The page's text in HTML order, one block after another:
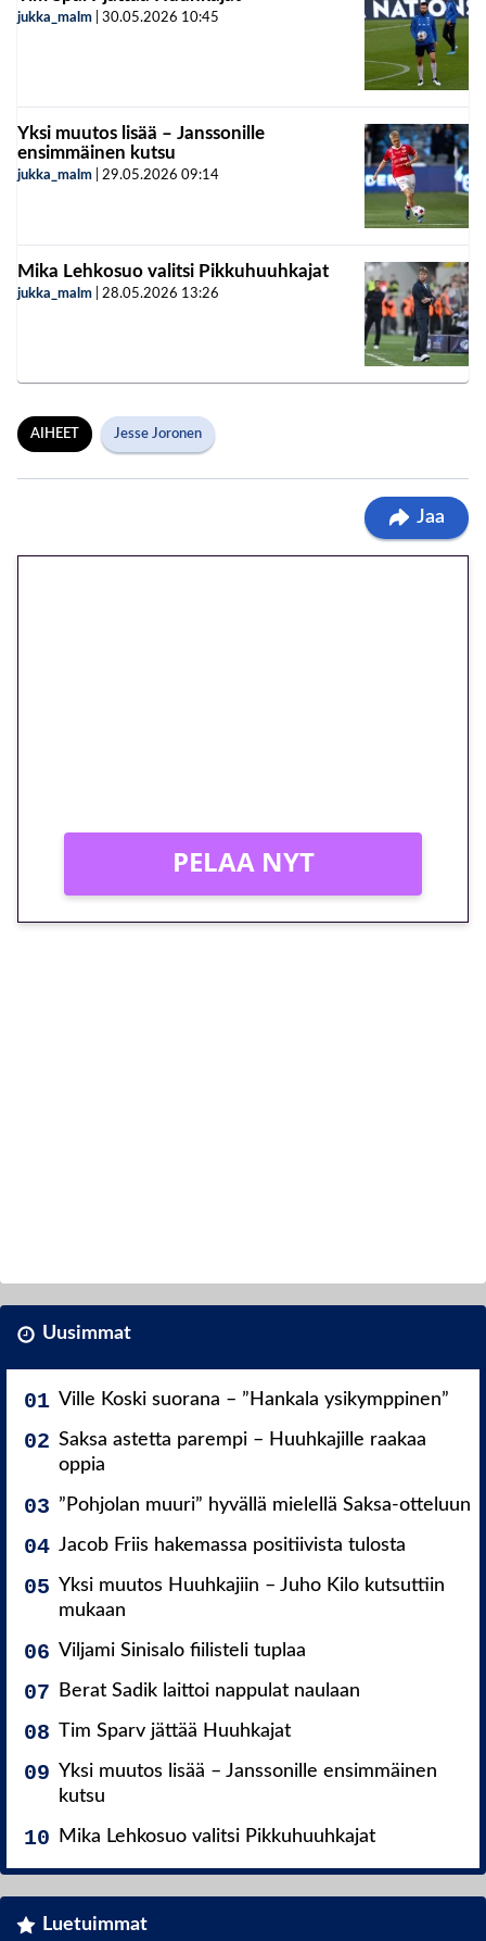
jukka_malm 30.05.2026 10:45
Yksi muutos lisää – Janssonille
ensimmäinen kutsu
jukka_malm 29.05.2026 09:14
Mika Lehkosuo valitsi Pikkuhuuhkajat
jukka_malm 28.05.2026 13:26
AIHEET Jesse Joronen
Jaa
PELAA NYT
Uusimmat
Ville Koski suorana – ”Hankala ysikymppinen”
Saksa astetta parempi – Huuhkajille raakaa
oppia
”Pohjolan muuri” hyvällä mielellä Saksa-otteluun
Jacob Friis hakemassa positiivista tulosta
Yksi muutos Huuhkajiin – Juho Kilo kutsuttiin
mukaan
Viljami Sinisalo fiilisteli tuplaa
Berat Sadik laittoi nappulat naulaan
Tim Sparv jättää Huuhkajat
Yksi muutos lisää – Janssonille ensimmäinen
kutsu
Mika Lehkosuo valitsi Pikkuhuuhkajat
Luetuimmat